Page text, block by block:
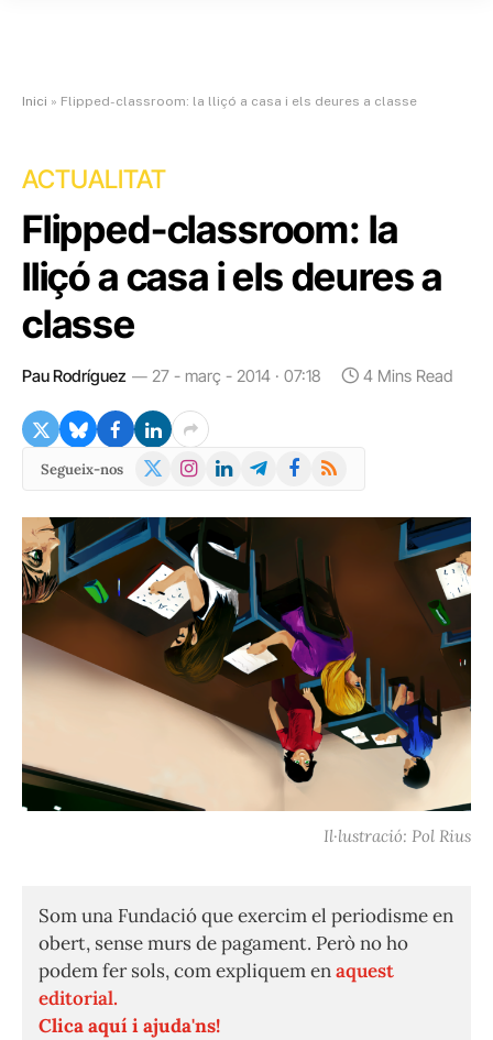
Inici » Flipped-classroom: la lliçó a casa i els deures a classe
ACTUALITAT
Flipped-classroom: la
lliçó a casa i els deures a
classe
Pau Rodríguez 27 - març - 2014 · 07:18 4 Mins Read
Segueix-nos
X
Instagram
LinkedInTelegramFacebook
RSS
Il·lustració: Pol Rius
Som una Fundació que exercim el periodisme en
obert, sense murs de pagament. Però no ho
podem fer sols, com expliquem enaquest
editorial.
Clica aquí i ajuda'ns!